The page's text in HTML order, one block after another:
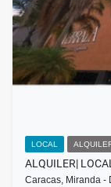
LOCAL
ALQUILER|
Caracas, Miranda -